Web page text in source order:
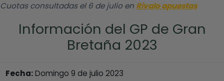
Cuotas consultadas el 6 de julio en Rivalo apuestas
Información del GP de Gran
Bretaña 2023
Fecha:Domingo 9 de julio 2023